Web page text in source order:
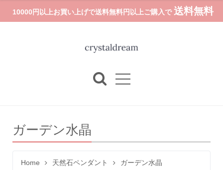
10000円以上お買い上げで送料無料円以上ご購入で 送料無料
ガーデン水晶
Home 天然石ペンダント ガーデン水晶